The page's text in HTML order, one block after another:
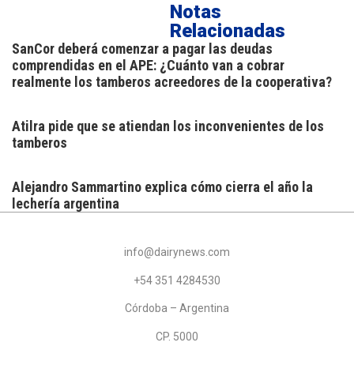
Notas
Relacionadas
SanCor deberá comenzar a pagar las deudas
comprendidas en el APE: ¿Cuánto van a cobrar
realmente los tamberos acreedores de la cooperativa?
Atilra pide que se atiendan los inconvenientes de los
tamberos
Alejandro Sammartino explica cómo cierra el año la
lechería argentina
info@dairynews.com
+54 351 4284530
Córdoba – Argentina
CP. 5000